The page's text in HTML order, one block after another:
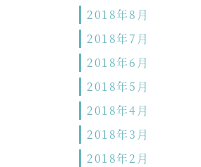
2018年8月
2018年7月
2018年6月
2018年5月
2018年4月
2018年3月
2018年2月